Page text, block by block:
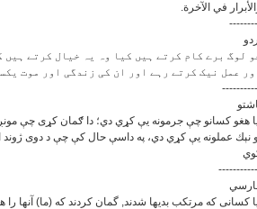
في الآخرة.
آردو
لوگ برے کام کرتے ہیں کیا وہ یہ خیال کرتے ہیں
عمل نیک کرتے رہے اور ان کی زندگی اور موت
هغو كسانو چې جرمونه يې كړي دي؛ دا ګمان كړى چې
او نېك عملونه يې كړي دي، په داسې حال كې چې د دوى
کسانی که مرتکب بدیها شدند, گمان کردند که (ما) آنها